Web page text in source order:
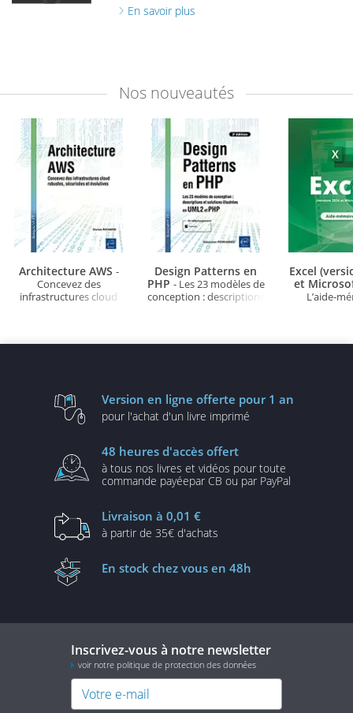
En savoir plus
Nos nouveautés
Architecture AWS -
Concevez des
infrastructures cloud
Design Patterns en
PHP - Les 23 modèles de
conception : descriptions
Excel
et
L’aide-
Version en ligne offerte pour 1 an
pour l'achat d'un livre imprimé
48 heures d'accès offert
à tous nos livres et vidéos pour toute
commande payéepar CB ou par PayPal
Livraison à 0,01 €
à partir de 35€ d'achats
En stock chez vous en 48h
Inscrivez-vous à notre newsletter
voir notre politique de protection des données